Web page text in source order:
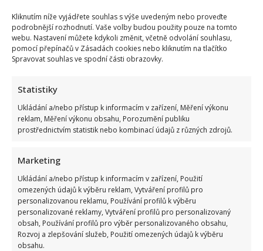
Kliknutím níže vyjádřete souhlas s výše uvedeným nebo proveďte
podrobnější rozhodnutí. Vaše volby budou použity pouze na tomto
webu. Nastavení můžete kdykoli změnit, včetně odvolání souhlasu,
pomocí přepínačů v Zásadách cookies nebo kliknutím na tlačítko
Spravovat souhlas ve spodní části obrazovky.
Statistiky
Ukládání a/nebo přístup k informacím v zařízení, Měření výkonu
reklam, Měření výkonu obsahu, Porozumění publiku
prostřednictvím statistik nebo kombinací údajů z různých zdrojů.
Marketing
Ukládání a/nebo přístup k informacím v zařízení, Použití
omezených údajů k výběru reklam, Vytváření profilů pro
personalizovanou reklamu, Používání profilů k výběru
personalizované reklamy, Vytváření profilů pro personalizovaný
obsah, Používání profilů pro výběr personalizovaného obsahu,
Rozvoj a zlepšování služeb, Použití omezených údajů k výběru
obsahu.
Petr Novotný slaví 79 let: Oblíbený bavič 2x přežil vlastní
Petr Fiala sdílel video s delfíny, kvůli kterému je terčem
posměchu: Mnozí ho považují za bizár